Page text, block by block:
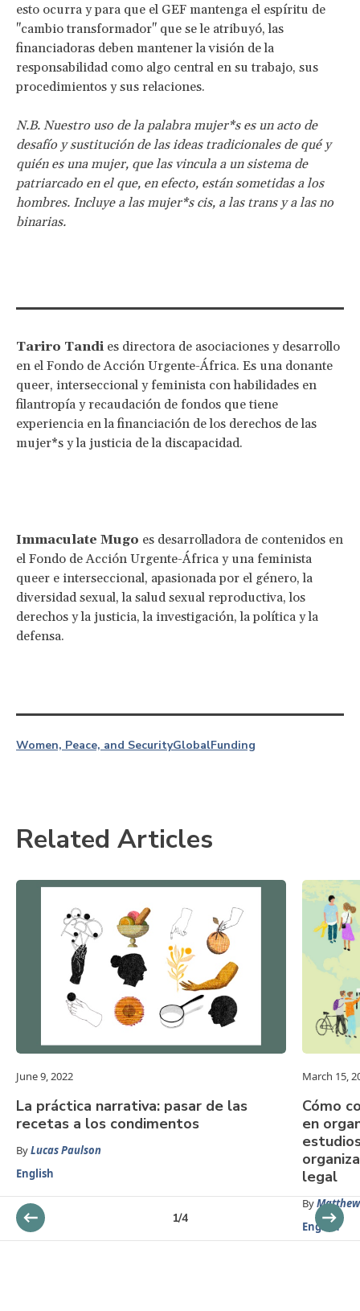
esto ocurra y para que el GEF mantenga el espíritu de
"cambio transformador" que se le atribuyó, las
financiadoras deben mantener la visión de la
responsabilidad como algo central en su trabajo, sus
procedimientos y sus relaciones.
N.B. Nuestro uso de la palabra mujer*s es un acto de
desafío y sustitución de las ideas tradicionales de qué y
quién es una mujer, que las vincula a un sistema de
patriarcado en el que, en efecto, están sometidas a los
hombres. Incluye a las mujer*s cis, a las trans y a las no
binarias.
Tariro Tandi es directora de asociaciones y desarrollo
en el Fondo de Acción Urgente-África. Es una donante
queer, interseccional y feminista con habilidades en
filantropía y recaudación de fondos que tiene
experiencia en la financiación de los derechos de las
mujer*s y la justicia de la discapacidad.
Immaculate Mugo es desarrolladora de contenidos en
el Fondo de Acción Urgente-África y una feminista
queer e interseccional, apasionada por el género, la
diversidad sexual, la salud sexual reproductiva, los
derechos y la justicia, la investigación, la política y la
defensa.
Women, Peace, and SecurityGlobalFunding
Related Articles
June 9, 2022
La práctica narrativa: pasar de las
recetas a los condimentos
ByLucas Paulson
English
March 15,
Cómo
en
legal
By
English
1/4